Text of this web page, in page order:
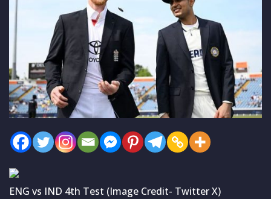
ENG vs IND 4th Test (Image Credit- Twitter X)